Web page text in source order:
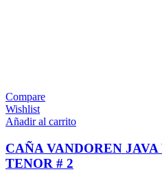
Compare
Wishlist
Añadir al carrito
CAÑA VANDOREN
TENOR # 2